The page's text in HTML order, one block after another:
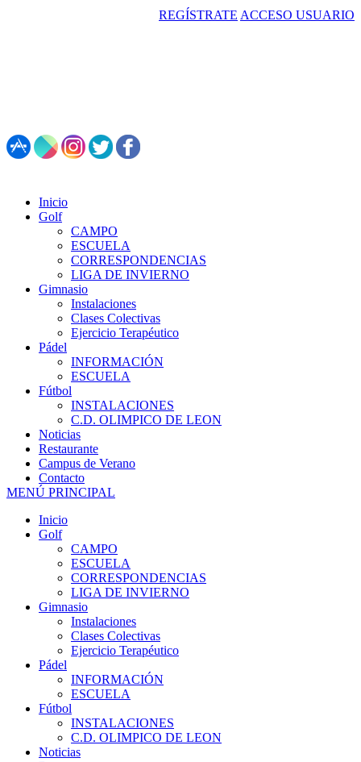
REGÍSTRATE ACCESO USUARIO
Inicio
Golf
CAMPO
ESCUELA
CORRESPONDENCIAS
LIGA DE INVIERNO
Gimnasio
Instalaciones
Clases Colectivas
Ejercicio Terapéutico
Pádel
INFORMACIÓN
ESCUELA
Fútbol
INSTALACIONES
C.D. OLIMPICO DE LEON
Noticias
Restaurante
Campus de Verano
Contacto
MENÚ PRINCIPAL
Inicio
Golf
CAMPO
ESCUELA
CORRESPONDENCIAS
LIGA DE INVIERNO
Gimnasio
Instalaciones
Clases Colectivas
Ejercicio Terapéutico
Pádel
INFORMACIÓN
ESCUELA
Fútbol
INSTALACIONES
C.D. OLIMPICO DE LEON
Noticias